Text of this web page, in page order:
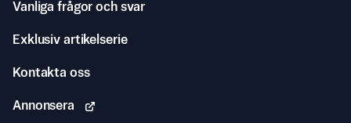
Vanliga frågor och svar
Exklusiv artikelserie
Kontakta oss
Annonsera